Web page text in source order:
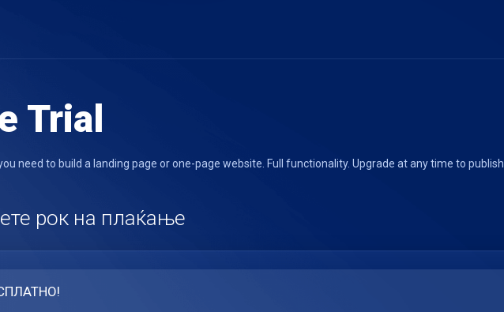
Trial
need to build a landing page or one-page website. Full functionality. Upgrade at any time to publish.
рок на плаќање